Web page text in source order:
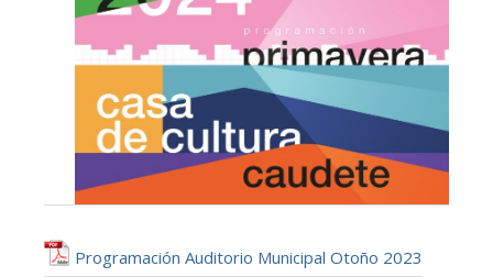
Programación Auditorio Municipal Otoño 2023